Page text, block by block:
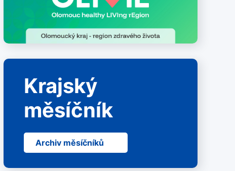
Krajský
měsíčník
Archiv měsíčníků